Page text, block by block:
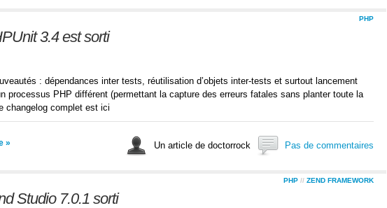
PHP
3.4 est sorti
: dépendances inter tests, réutilisation d’objets inter-tests et surtout lancement
processus PHP différent (permettant la capture des erreurs fatales sans planter toute la
changelog complet est ici
» Un article de doctorrock Pas de commentaires
PHP // ZEND FRAMEWORK
Studio 7.0.1 sorti